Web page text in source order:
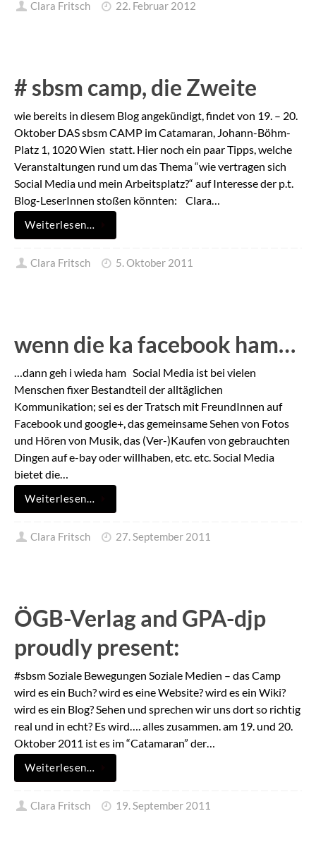
Clara Fritsch 22. Februar 2012
# sbsm camp, die Zweite
wie bereits in diesem Blog angekündigt, findet von 19. – 20.
Oktober DAS sbsm CAMP im Catamaran, Johann-Böhm-
Platz 1, 1020 Wien statt. Hier noch ein paar Tipps, welche
Veranstaltungen rund um das Thema “wie vertragen sich
Social Media und mein Arbeitsplatz?“ auf Interesse der p.t.
Blog-LeserInnen stoßen könnten: Clara…
Weiterlesen…
Clara Fritsch 5. Oktober 2011
wenn die ka facebook ham…
…dann geh i wieda ham Social Media ist bei vielen
Menschen fixer Bestandteil der alltäglichen
Kommunikation; sei es der Tratsch mit FreundInnen auf
Facebook und google+, das gemeinsame Sehen von Fotos
und Hören von Musik, das (Ver-)Kaufen von gebrauchten
Dingen auf e-bay oder willhaben, etc. etc. Social Media
bietet die…
Weiterlesen…
Clara Fritsch 27. September 2011
ÖGB-Verlag and GPA-djp
proudly present:
#sbsm Soziale Bewegungen Soziale Medien – das Camp
wird es ein Buch? wird es eine Website? wird es ein Wiki?
wird es ein Blog? Sehen und sprechen wir uns dort so richtig
real und in echt? Es wird…. alles zusammen. am 19. und 20.
Oktober 2011 ist es im “Catamaran” der…
Weiterlesen…
Clara Fritsch 19. September 2011